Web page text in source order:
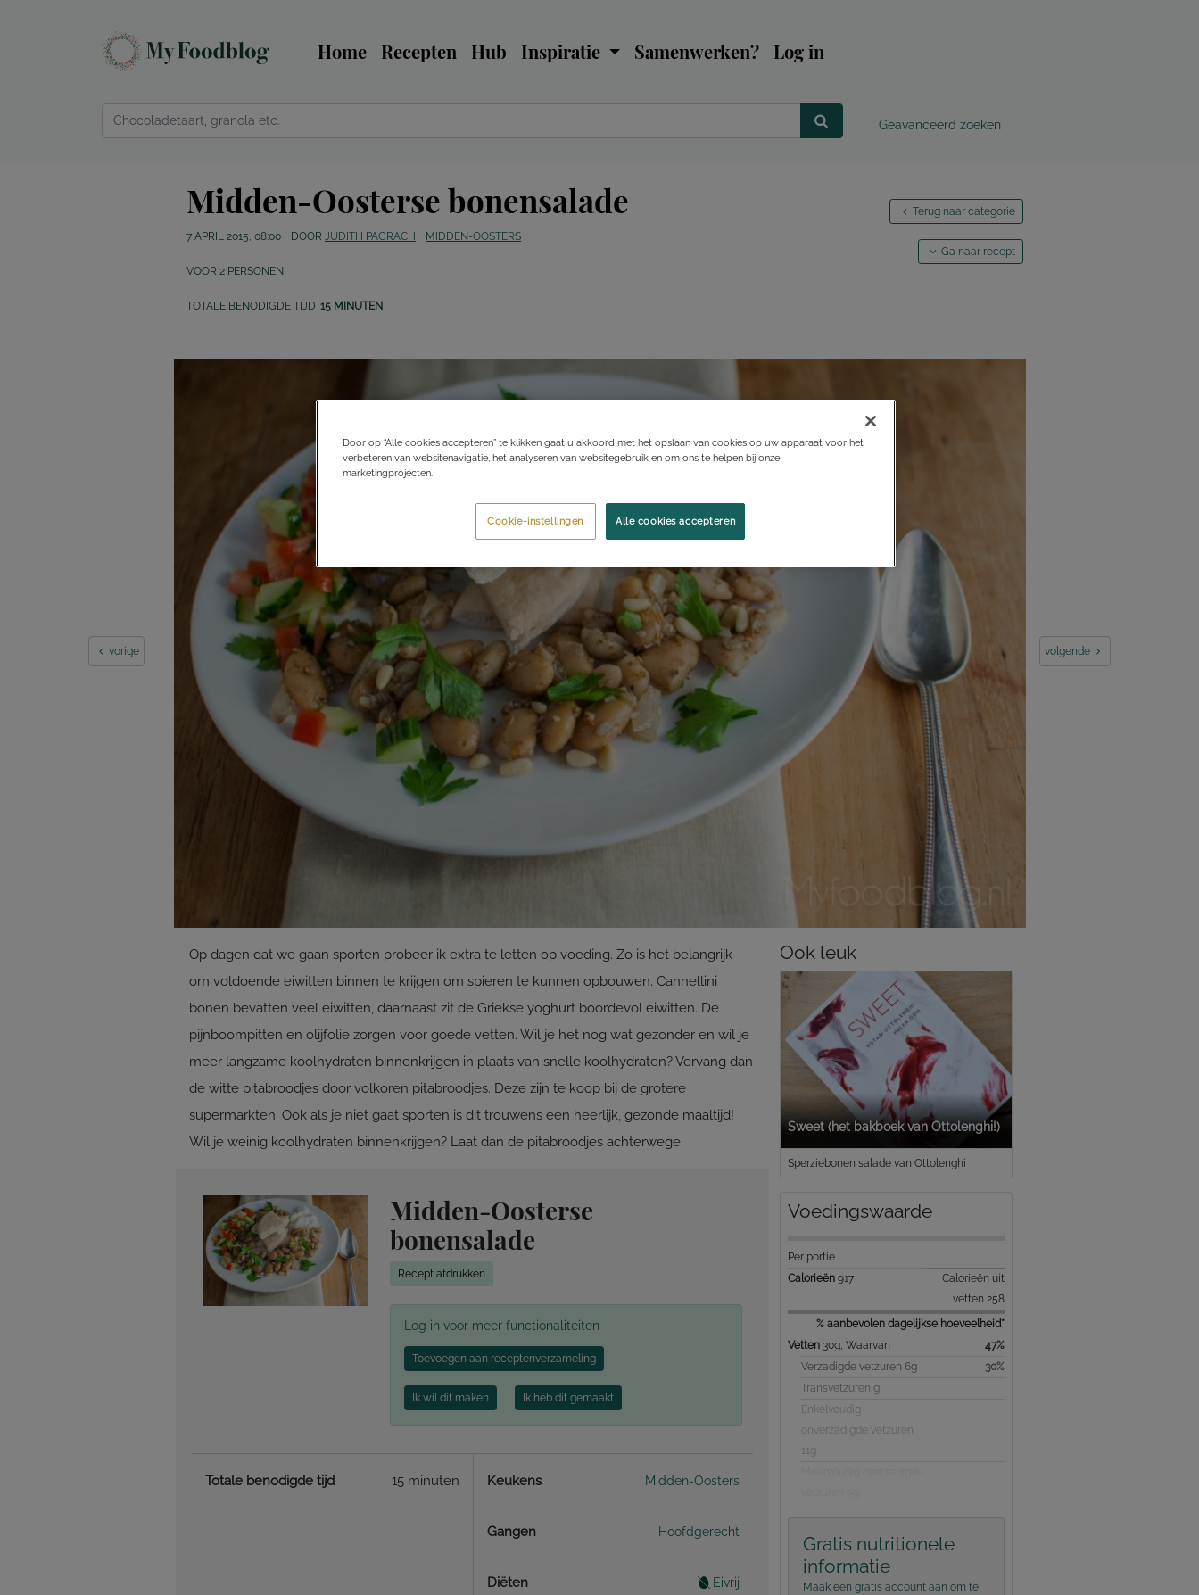
Home Recepten Hub Inspiratie Samenwerken? Log in
Geavanceerd zoeken
Midden-Oosterse bonensalade
7 APRIL 2015, 08:00 DOOR JUDITH PAGRACH MIDDEN-OOSTERS
VOOR 2 PERSONEN
TOTALE BENODIGDE TIJD 15 MINUTEN
Terug naar categorie
Ga naar recept
vorige volgende
Op dagen dat we gaan sporten probeer ik extra te letten op voeding. Zo is het belangrijk
om voldoende eiwitten binnen te krijgen om spieren te kunnen opbouwen. Cannellini
bonen bevatten veel eiwitten, daarnaast zit de Griekse yoghurt boordevol eiwitten. De
pijnboompitten en olijfolie zorgen voor goede vetten. Wil je het nog wat gezonder en wil je
meer langzame koolhydraten binnenkrijgen in plaats van snelle koolhydraten? Vervang dan
de witte pitabroodjes door volkoren pitabroodjes. Deze zijn te koop bij de grotere
supermarkten. Ook als je niet gaat sporten is dit trouwens een heerlijk, gezonde maaltijd!
Wil je weinig koolhydraten binnenkrijgen? Laat dan de pitabroodjes achterwege.
Midden-Oosterse
bonensalade
Recept afdrukken
Log in voor meer functionaliteiten
Toevoegen aan receptenverzameling
Ik wil dit maken Ik heb dit gemaakt
Totale benodigde tijd 15 minuten Keukens Midden-Oosters
Gangen Hoofdgerecht
Diëten
Eivrij
Ook leuk
Sweet (het bakboek van Ottolenghi!)
Sperziebonen salade van Ottolenghi
Voedingswaarde
Per portie
Calorieën 917
Calorieën uit
vetten 258
% aanbevolen dagelijkse hoeveelheid*
Vetten 30g, Waarvan
47%
Verzadigde vetzuren 6g
30%
Transvetzuren g
Enkelvoudig
onverzadigde vetzuren
11g
Gratis nutritionele
informatie
Maak een gratis account aan om te
Door op “Alle cookies accepteren” te klikken gaat u akkoord met het opslaan van cookies op uw apparaat voor het
verbeteren van websitenavigatie, het analyseren van websitegebruik en om ons te helpen bij onze
marketingprojecten.
Alle cookies accepteren
Cookie-instellingen